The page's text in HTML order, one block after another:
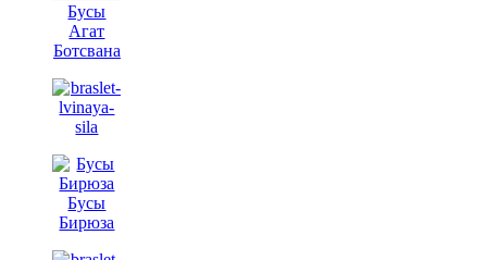
Бусы
Агат
Ботсвана
Бусы
Бирюза